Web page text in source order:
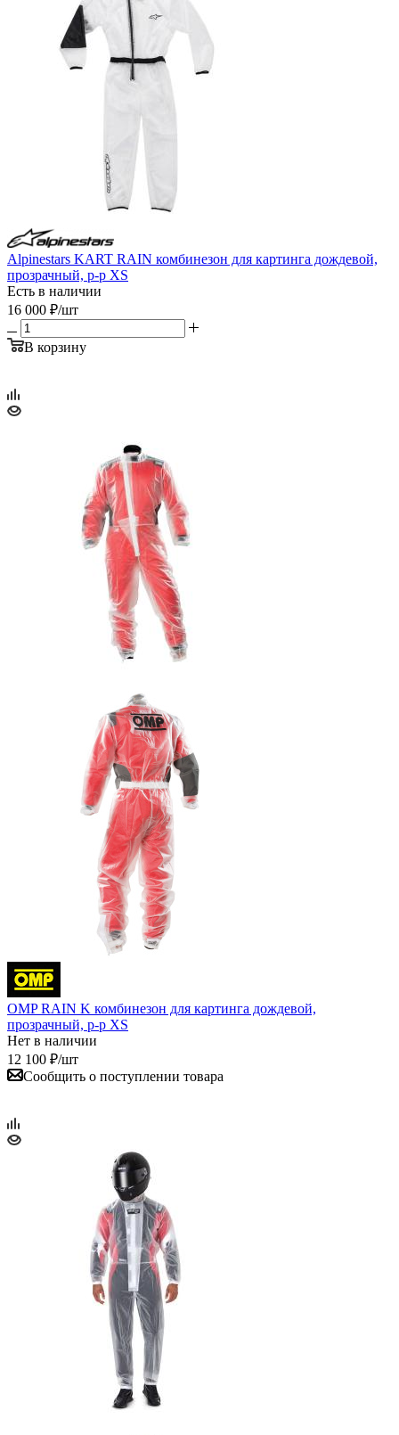
Alpinestars KART RAIN комбинезон для картинга дождевой,
прозрачный, р-р XS
Есть в наличии
16 000 ₽/шт
В корзину
OMP RAIN K комбинезон для картинга дождевой,
прозрачный, р-р XS
Нет в наличии
12 100 ₽/шт
Сообщить о поступлении товара